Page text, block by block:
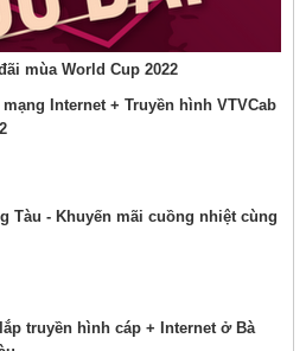
mùa World Cup 2022
Internet + Truyền hình VTVCab
Tàu - Khuyến mãi cuồng nhiệt cùng
truyền hình cáp + Internet ở Bà